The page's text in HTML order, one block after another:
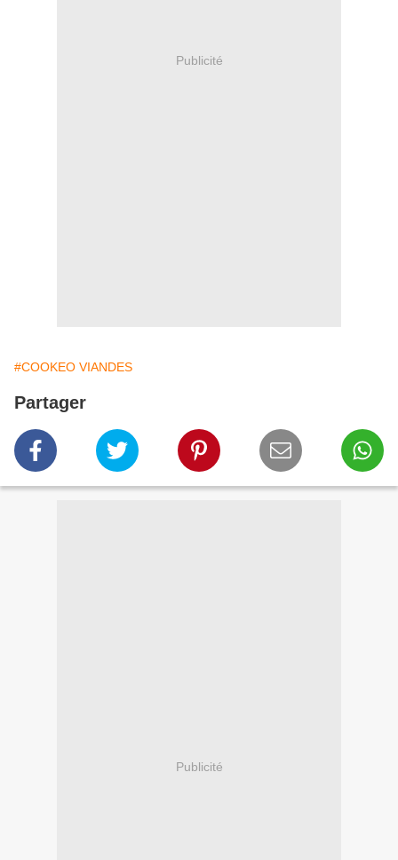
Publicité
#COOKEO VIANDES
Partager
Publicité